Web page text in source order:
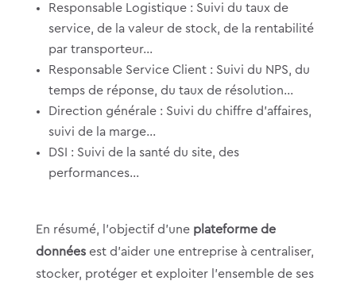
Responsable Logistique : Suivi du taux de
service, de la valeur de stock, de la rentabilité
par transporteur…
Responsable Service Client : Suivi du NPS, du
temps de réponse, du taux de résolution…
Direction générale : Suivi du chiffre d’affaires,
suivi de la marge…
DSI : Suivi de la santé du site, des
performances…
En résumé, l’objectif d’uneplateforme de
donnéesest d’aider une entreprise à centraliser,
stocker, protéger et exploiter l’ensemble de ses